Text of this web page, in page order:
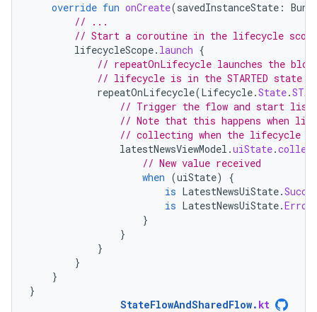
override fun onCreate(savedInstanceState :
// ...
// Start a coroutine in the lifecycle scope
lifecycleScope. launch {
// repeatOnLifecycle launches the
// lifecycle is in the STARTED state
repeatOnLifecycle(Lifecycle.State.
// Trigger the flow and start
// Note that this happens when
// collecting when the lifecycle is
latestNewsViewModel .uiState.collect
// New value received
when (uiState)
{
is LatestNewsUiState.
is LatestNewsUiState.Error
}
}
}
}
}
}
StateFlowAndSharedFlow. kt